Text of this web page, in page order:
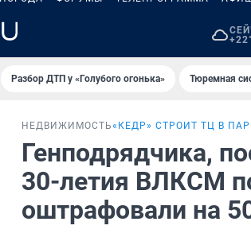
Разбор ДТП у «Голубого огонька» Тюремная
НЕДВИЖИМОСТЬ«КЕДР» СТРОИТ ТЦ В
Генподрядчика,
30-летия ВЛКСМ
оштрафовали на